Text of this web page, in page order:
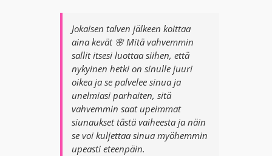
Jokaisen talven jälkeen koittaa
aina kevät 🌸 Mitä vahvemmin
sallit itsesi luottaa siihen, että
nykyinen hetki on sinulle juuri
oikea ja se palvelee sinua ja
unelmiasi parhaiten, sitä
vahvemmin saat upeimmat
siunaukset tästä vaiheesta ja näin
se voi kuljettaa sinua myöhemmin
upeasti eteenpäin.